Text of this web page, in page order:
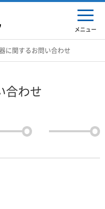
メニュー
に関するお問い合わせ
合わせ